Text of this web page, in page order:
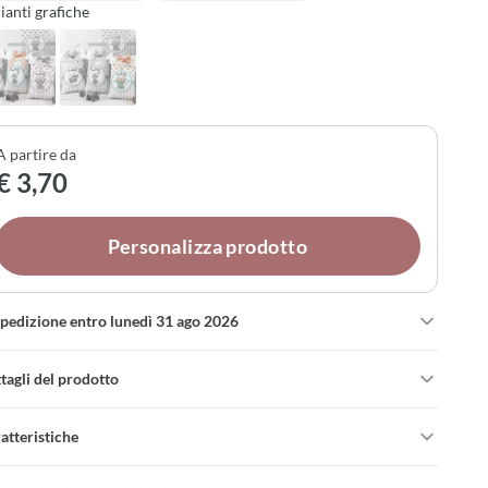
e confezionamento, diventa un ricordo unico e
per questa occasione speciale.
grafiche
partire da
3,70
Personalizza prodotto
entro lunedì 31 ago 2026
del prodotto